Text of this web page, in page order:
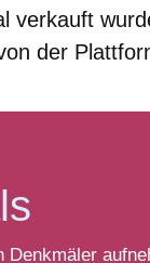
verkauft
der
Denkmäler